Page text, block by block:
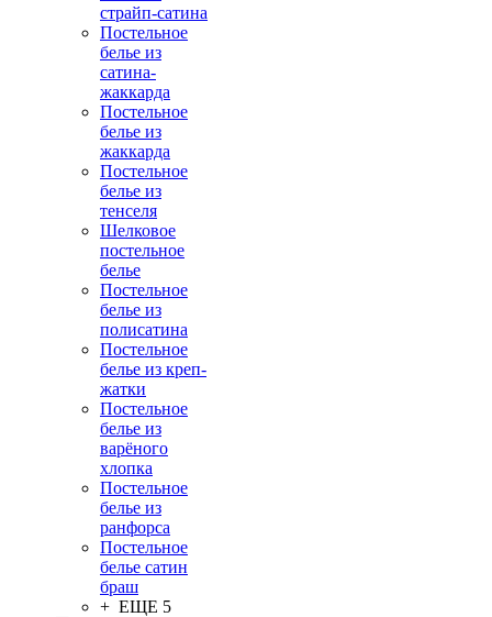
страйп-сатина
Постельное
белье из
сатина-
жаккарда
Постельное
белье из
жаккарда
Постельное
белье из
тенселя
Шелковое
постельное
белье
Постельное
белье из
полисатина
Постельное
белье из креп-
жатки
Постельное
белье из
варёного
хлопка
Постельное
белье из
ранфорса
Постельное
белье сатин
браш
+ ЕЩЕ 5